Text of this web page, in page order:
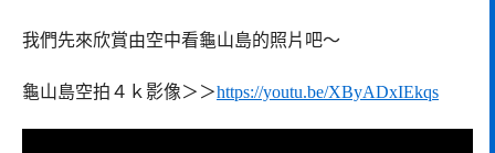
我們先來欣賞由空中看龜山島的照片吧～
龜山島空拍４ｋ影像＞＞https://youtu.be/XByADxIEkqs